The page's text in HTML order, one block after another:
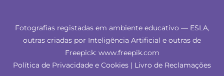
Fotografias registadas em ambiente educativo — ESLA,
outras criadas por Inteligência Artificial e outras de
Freepick: www.freepik.com
Política de Privacidade e Cookies | Livro de Reclamações